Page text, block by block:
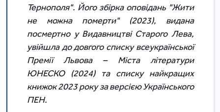
Тернополя". Його збірка оповідань "Жити
не можна померти" (2023), видана
посмертно у Видавництві Старого Лева,
увійшла до довгого списку всеукраїнської
Премії Львова – Міста літератури
ЮНЕСКО (2024) та списку найкращих
книжок 2023 року за версією Українського
ПЕН.